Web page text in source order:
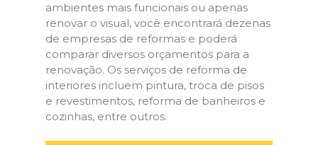
ambientes mais funcionais ou apenas
renovar o visual, você encontrará dezenas
de empresas de reformas e poderá
comparar diversos orçamentos para a
renovação. Os serviços de reforma de
interiores incluem pintura, troca de pisos
e revestimentos, reforma de banheiros e
cozinhas, entre outros.